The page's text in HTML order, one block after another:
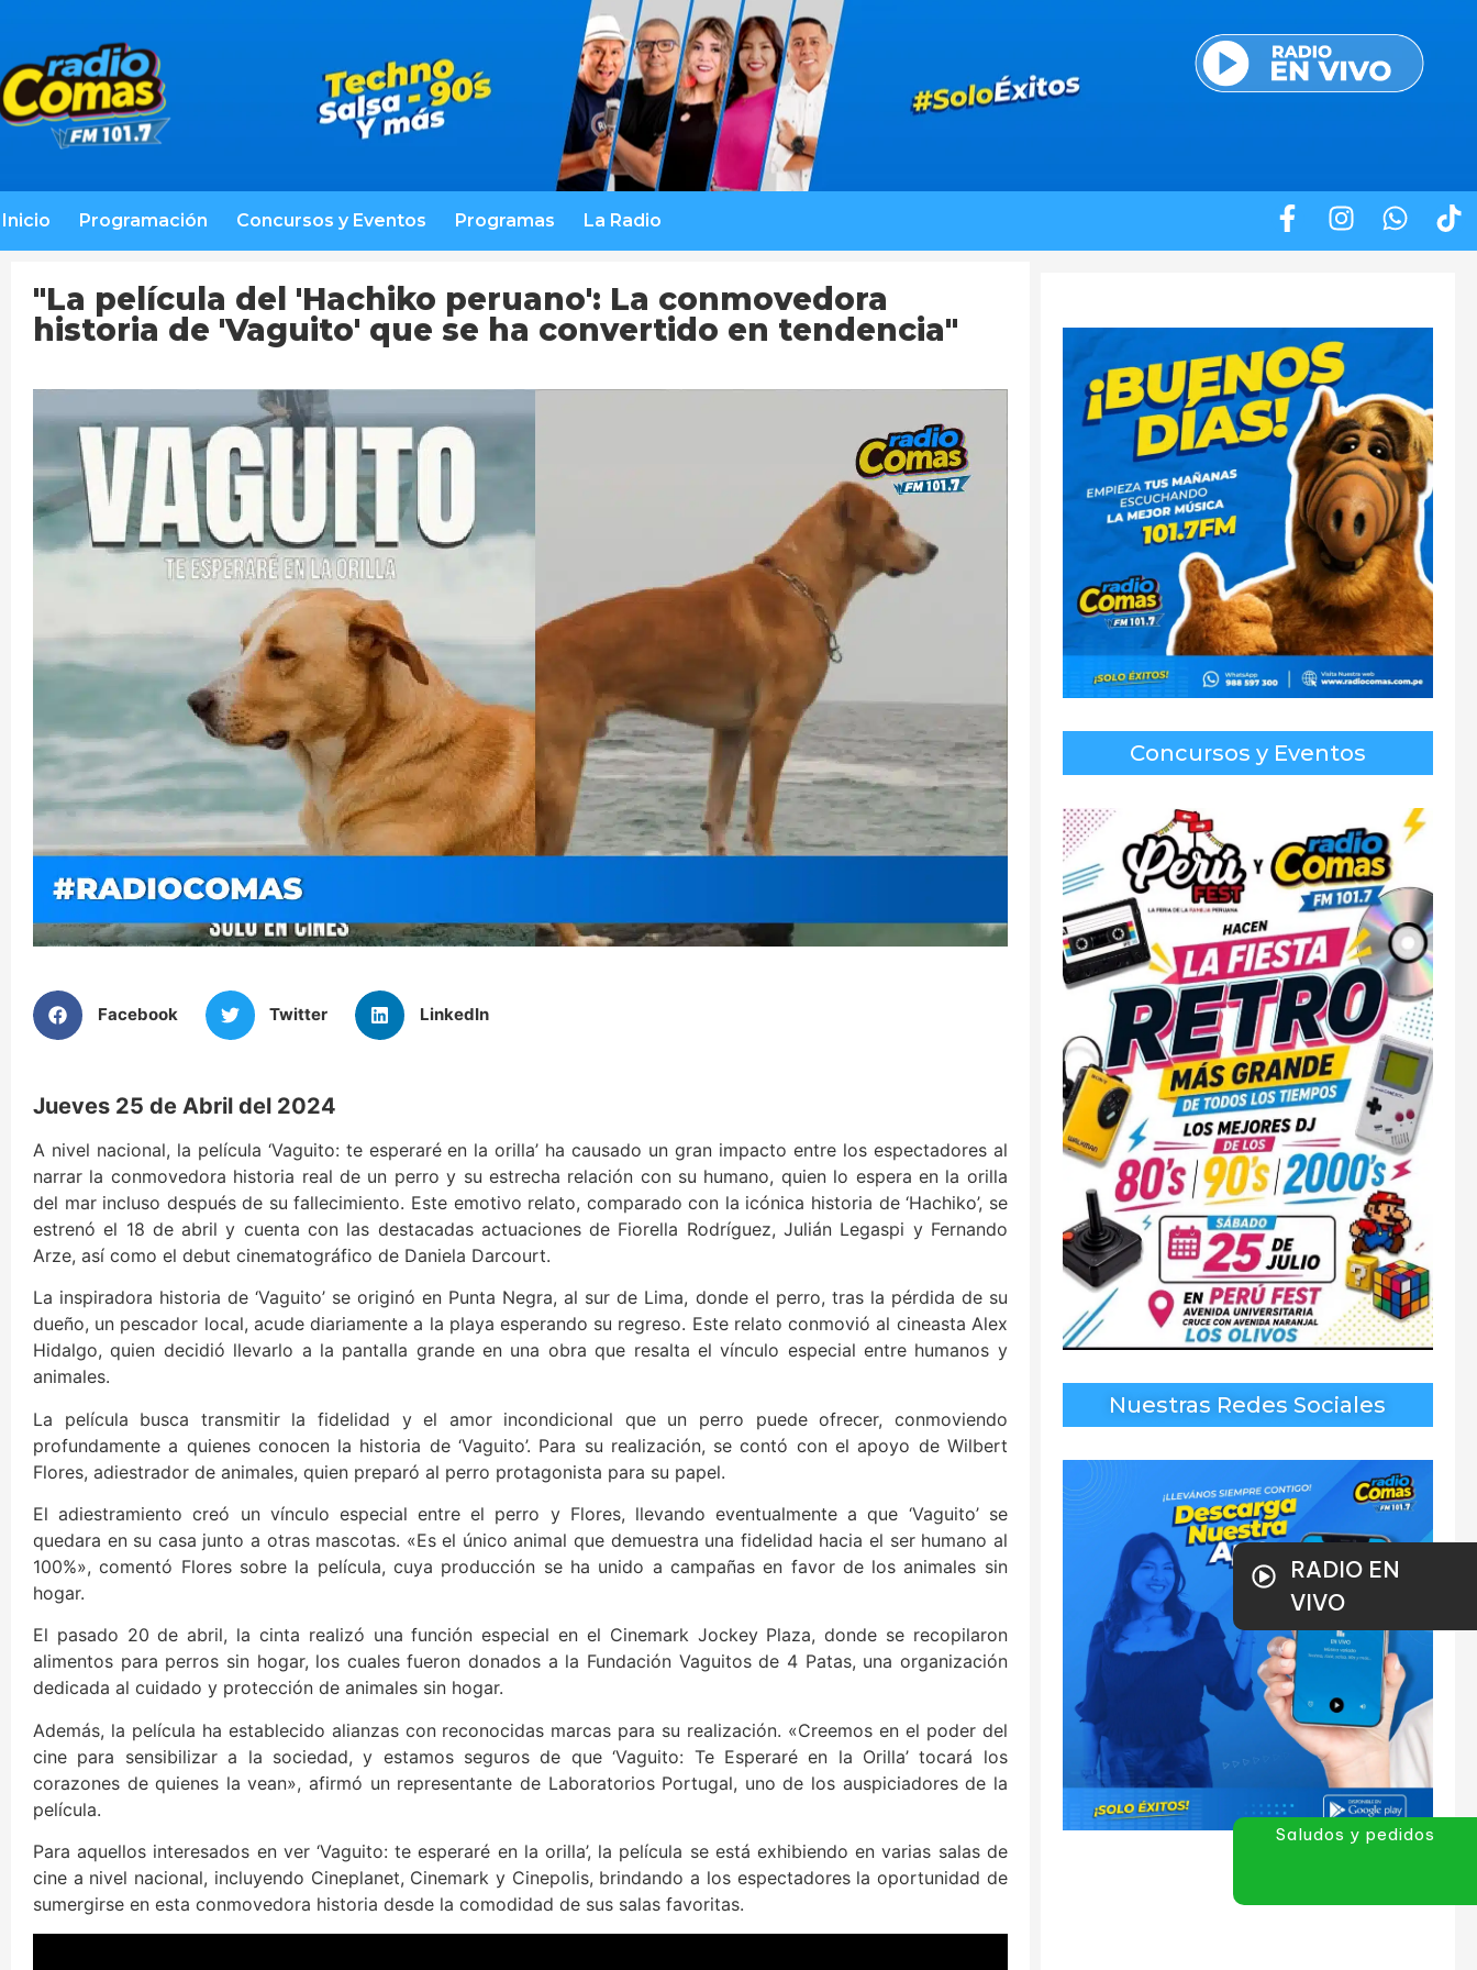
Inicio Programación Concursos y Eventos Programas La Radio
"La película del 'Hachiko peruano': La conmovedora
historia de 'Vaguito' que se ha convertido en tendencia"
Facebook Twitter LinkedIn
Jueves 25 de Abril del 2024
A nivel nacional, la película ‘Vaguito: te esperaré en la orilla’ ha causado un gran impacto entre los espectadores al
narrar la conmovedora historia real de un perro y su estrecha relación con su humano, quien lo espera en la orilla
del mar incluso después de su fallecimiento. Este emotivo relato, comparado con la icónica historia de ‘Hachiko’, se
estrenó el 18 de abril y cuenta con las destacadas actuaciones de Fiorella Rodríguez, Julián Legaspi y Fernando
Arze, así como el debut cinematográfico de Daniela Darcourt.
La inspiradora historia de ‘Vaguito’ se originó en Punta Negra, al sur de Lima, donde el perro, tras la pérdida de su
dueño, un pescador local, acude diariamente a la playa esperando su regreso. Este relato conmovió al cineasta Alex
Hidalgo, quien decidió llevarlo a la pantalla grande en una obra que resalta el vínculo especial entre humanos y
animales.
La película busca transmitir la fidelidad y el amor incondicional que un perro puede ofrecer, conmoviendo
profundamente a quienes conocen la historia de ‘Vaguito’. Para su realización, se contó con el apoyo de Wilbert
Flores, adiestrador de animales, quien preparó al perro protagonista para su papel.
El adiestramiento creó un vínculo especial entre el perro y Flores, llevando eventualmente a que ‘Vaguito’ se
quedara en su casa junto a otras mascotas. «Es el único animal que demuestra una fidelidad hacia el ser humano al
100%», comentó Flores sobre la película, cuya producción se ha unido a campañas en favor de los animales sin
hogar.
El pasado 20 de abril, la cinta realizó una función especial en el Cinemark Jockey Plaza, donde se recopilaron
alimentos para perros sin hogar, los cuales fueron donados a la Fundación Vaguitos de 4 Patas, una organización
dedicada al cuidado y protección de animales sin hogar.
Además, la película ha establecido alianzas con reconocidas marcas para su realización. «Creemos en el poder del
cine para sensibilizar a la sociedad, y estamos seguros de que ‘Vaguito: Te Esperaré en la Orilla’ tocará los
corazones de quienes la vean», afirmó un representante de Laboratorios Portugal, uno de los auspiciadores de la
película.
Para aquellos interesados en ver ‘Vaguito: te esperaré en la orilla’, la película se está exhibiendo en varias salas de
cine a nivel nacional, incluyendo Cineplanet, Cinemark y Cinepolis, brindando a los espectadores la oportunidad de
sumergirse en esta conmovedora historia desde la comodidad de sus salas favoritas.
Concursos y Eventos
Nuestras Redes Sociales
RADIO EN
VIVO
Saludos y pedidos